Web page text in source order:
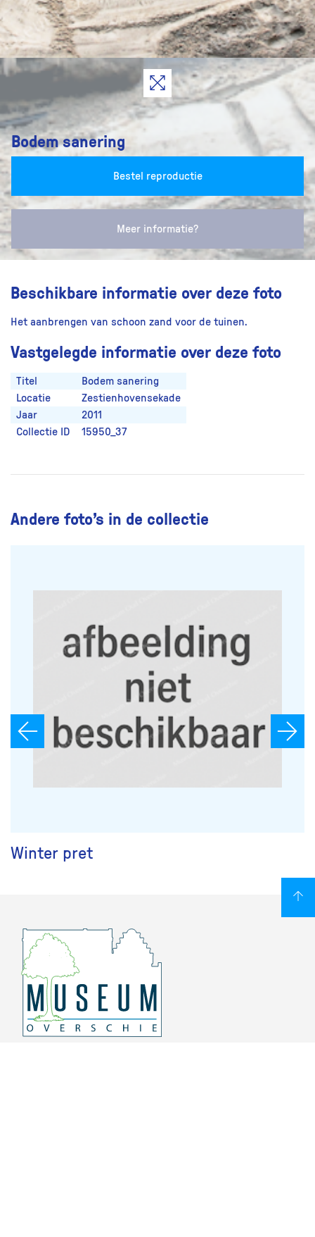
Bodem sanering
Bestel reproductie
Meer informatie?
Beschikbare informatie over deze foto
Het aanbrengen van schoon zand voor de tuinen.
Vastgelegde informatie over deze foto
Titel
Bodem sanering
Locatie
Zestienhovensekade
Jaar
2011
Collectie ID
15950_37
Andere foto’s in de collectie
Winter pret